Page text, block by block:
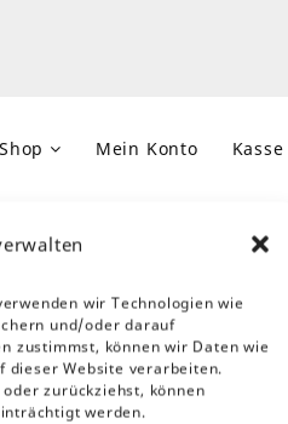
wir Technologien wie
und/oder darauf
zustimmst, können wir Daten wie
dieser Website verarbeiten.
zurückziehst, können
werden.
Shop Mein Konto Kasse